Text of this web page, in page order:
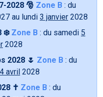
2028 🎅 Zone B : du
au lundi 3 janvier 2028
❄️ Zone B : du samedi 5
2028
2028 🌷 Zone B : du
avril 2028
✝️ Zone B : du